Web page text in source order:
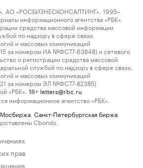
АО «РОСБИЗНЕСКОНСАЛТИНГ», 1995–
информационного агентства «РБК»
средства массовой информации
по надзору в сфере связи,
и массовых коммуникаций
за номером ИА №ФС77-63848) и сетевого
о регистрации средства массовой
службой по надзору в сфере связи,
и массовых коммуникаций
за номером ЭЛ №ФС77-82385)
«РБК».
18+ letters@rbc.ru
информационное агентство «РБК».
Мосбиржа Санкт-Петербургская биржа
Cbonds.
прав